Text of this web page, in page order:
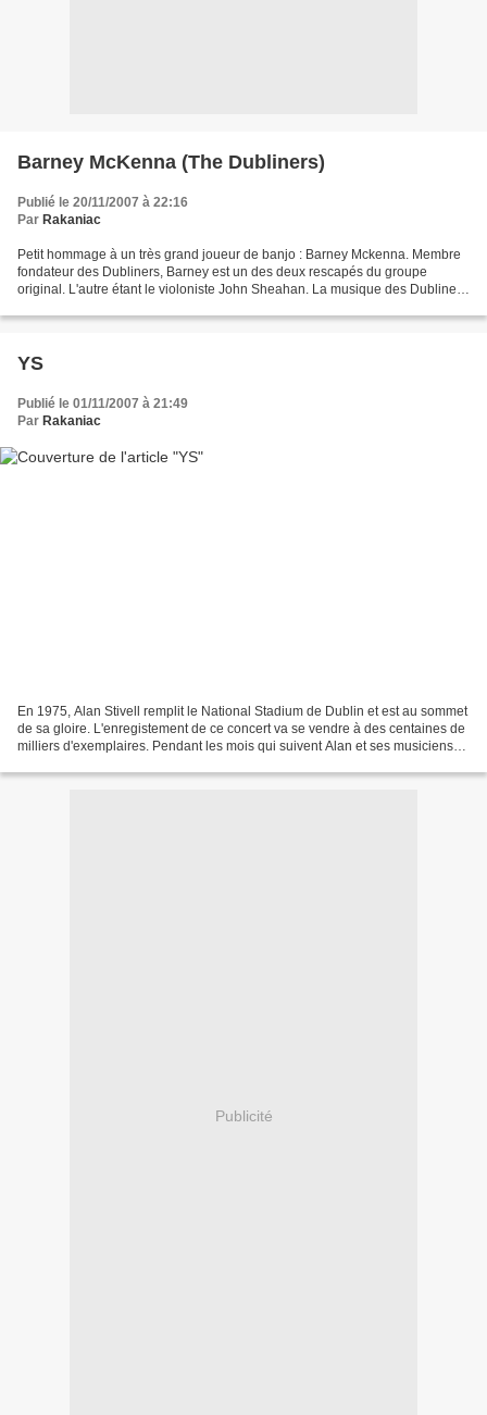
Barney McKenna (The Dubliners)
Publié le 20/11/2007 à 22:16
Par Rakaniac
Petit hommage à un très grand joueur de banjo : Barney Mckenna. Membre
fondateur des Dubliners, Barney est un des deux rescapés du groupe
original. L'autre étant le violoniste John Sheahan. La musique des Dubliners
YS
Publié le 01/11/2007 à 21:49
Par Rakaniac
En 1975, Alan Stivell remplit le National Stadium de Dublin et est au sommet
de sa gloire. L'enregistement de ce concert va se vendre à des centaines de
milliers d'exemplaires. Pendant les mois qui suivent Alan et ses musiciens
Publicité